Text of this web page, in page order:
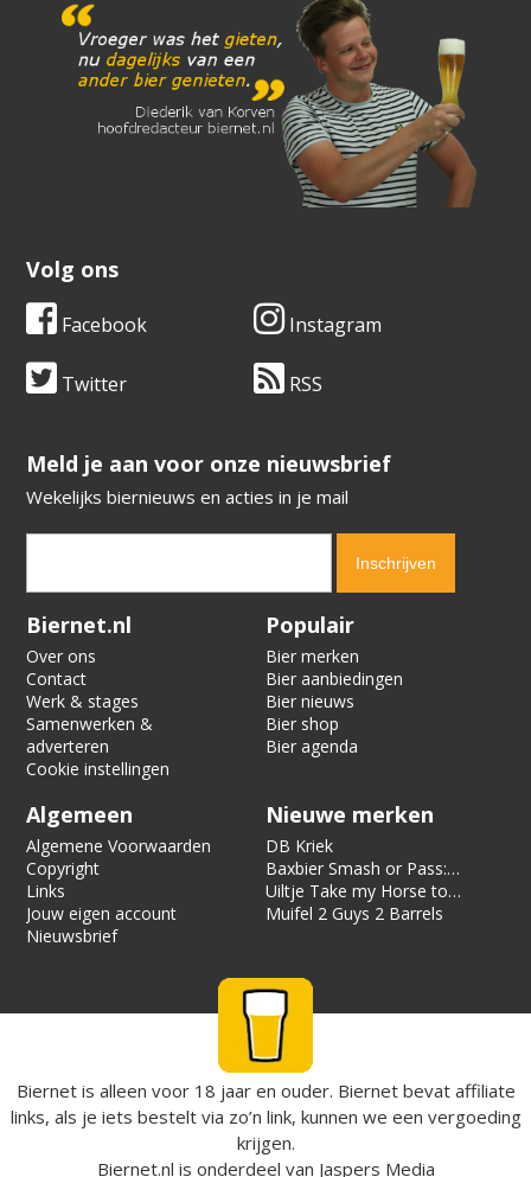
Volg ons
Facebook Instagram
Twitter RSS
​​​​​​​Meld je aan voor onze nieuwsbrief
Wekelijks biernieuws en acties in je mail
Verification code:
Biernet.nl
Over ons
Contact
Werk & stages
Samenwerken &
adverteren
Cookie instellingen
Populair
Bier merken
Bier aanbiedingen
Bier nieuws
Bier shop
Bier agenda
Algemeen
Algemene Voorwaarden
Copyright
Links
Jouw eigen account
Nieuwsbrief
Nieuwe merken
DB Kriek
Baxbier Smash or Pass:
Strata
Uiltje Take my Horse to
the Hotel Room
Muifel 2 Guys 2 Barrels
Biernet is alleen voor 18 jaar en ouder. Biernet bevat affiliate
links, als je iets bestelt via zo’n link, kunnen we een vergoeding
krijgen.
Biernet.nl is onderdeel van Jaspers Media